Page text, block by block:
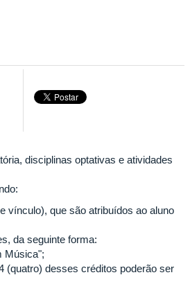
disciplinas optativas e atividades
vínculo), que são atribuídos ao aluno
da seguinte forma:
Música";
(quatro) desses créditos poderão ser